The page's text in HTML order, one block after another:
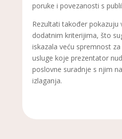
poruke i povezanosti s
Rezultati također pokazuju
dodatnim kriterijima, što
iskazala veću spremnost
usluge koje prezentator
poslovne suradnje s njim
izlaganja.